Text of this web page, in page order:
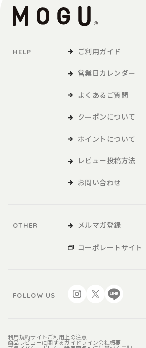
トへの掲載等の方法により、本規約を変
本規約の内容および変更の効力発生日を
「利用者」とは、本サービスの閲覧または本
の購入など、本サービスの利用を行う方をい
および各種サービスをいい、販促品を含みま
1．利用者は、本規約に同意の上、本規約お
ご利用ガイドなどに従い、本サービスを
2．本サービスにおいては、登録希望者が本
の定める方法によって利用登録を申請し
3．当社は、利用登録の申請者に以下の事由
HELP ご利用ガイド
営業日カレンダー
よくあるご質問
クーポンについて
ポイントについて
レビュー投稿方法
お問い合わせ
OTHER メルマガ登録
コーポレートサイト
FOLLOW US
利用規約サイトご利用上の注意
商品レビューに関するガイドライン会社概要